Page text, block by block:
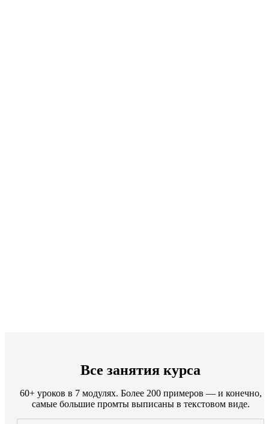
Все занятия курса
60+ уроков в 7 модулях. Более 200 примеров — и конечно,
самые большие промты выписаны в текстовом виде.